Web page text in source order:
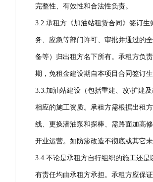
完整性、有效性和合法性负责。
3.2.承租方《加油站租赁合同》签订
务、应急等部门许可、审批并通过的
备等）归出租方名下所有。承租方负
期，免租金建设期自本项目合同签订
3.3.加油站建设（包括重建、改\扩建
相应的施工资质。承租方需根据出租
线、更换潜油泵和探棒、需路面加高
开业运营。如防渗改造不彻底或其它
3.4.不论是承租方自行组织的施工还
有责任均由承租方承担。承租方应保